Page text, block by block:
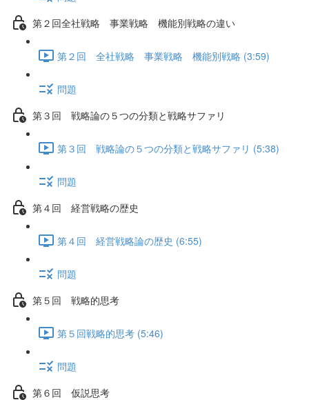
第２回全社戦略 事業戦略 機能別戦略の違い
第２回 全社戦略 事業戦略 機能別戦略 (3:59)
問題
第３回 戦略論の５つの分類と戦略サファリ
第３回 戦略論の５つの分類と戦略サファリ (5:38)
問題
第４回 経営戦略の歴史
第４回 経営戦略論の歴史 (6:55)
問題
第５回 戦略的思考
第５回戦略的思考 (5:46)
問題
第６回 仮説思考